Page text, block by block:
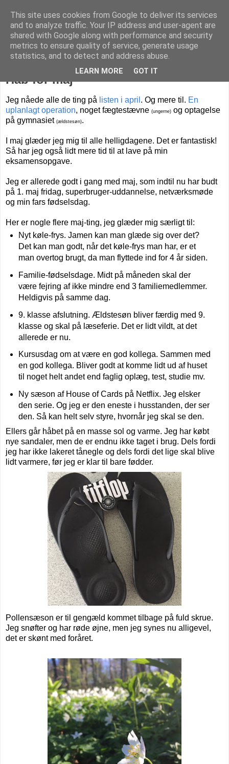
Livet på Vestegnen
Håb for maj
Jeg nåede alle de ting på listen i april . Og mere til. En
uplanlagt operation, noget fægtestævne (ungerne) og optagelse
på gymnasiet (ældstesøn).
I maj glæder jeg mig til alle helligdagene. Det er fantastisk!
Så har jeg også lidt mere tid til at lave på min
eksamensopgave.
Jeg er allerede godt i gang med maj, som indtil nu har budt
på 1. maj fridag, superbruger-uddannelse, netværksmøde
og min fars fødselsdag.
Her er nogle flere maj-ting, jeg glæder mig særligt til:
Nyt køle-frys. Jamen kan man glæde sig over det?
Det kan man godt, når det køle-frys man har, er et
man overtog brugt, da man flyttede ind for 4 år siden.
Familie-fødselsdage. Midt på måneden skal der
være fejring af ikke mindre end 3 familiemedlemmer.
Heldigvis på samme dag.
9. klasse afslutning. Ældstesøn bliver færdig med 9.
klasse og skal på læseferie. Det er lidt vildt, at det
allerede er nu.
Kursusdag om at være en god kollega. Sammen med
en god kollega. Bliver godt at komme lidt ud af huset
til noget helt andet end faglig oplæg, test, studie mv.
Ny sæson af House of Cards på Netflix. Jeg elsker
den serie. Og jeg er den eneste i husstanden, der ser
den. Så kan helt selv styre, hvornår jeg skal se den.
Ellers går håbet på en masse sol og varme. Jeg har købt
nye sandaler, men de er endnu ikke taget i brug. Dels fordi
jeg har ikke lakeret tånegle og dels fordi det lige skal blive
lidt varmere, før jeg er klar til bare fødder.
Pollensæson er til gengæld kommet tilbage på fuld skrue.
Jeg snøfter og har røde øjne, men jeg synes nu alligevel,
det er skønt med foråret.
This site uses cookies from Google to deliver its services
and to analyze traffic. Your IP address and user-agent are
shared with Google along with performance and security
metrics to ensure quality of service, generate usage
statistics, and to detect and address abuse.
LEARN MORE GOT IT